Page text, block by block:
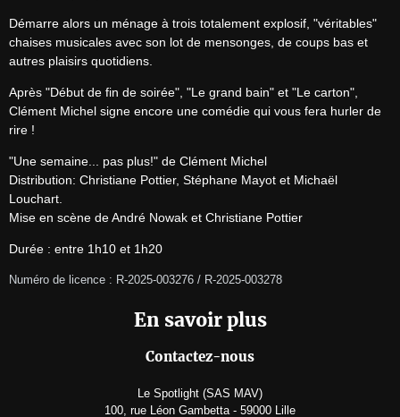
Démarre alors un ménage à trois totalement explosif, "véritables"
chaises musicales avec son lot de mensonges, de coups bas et
autres plaisirs quotidiens.
Après "Début de fin de soirée", "Le grand bain" et "Le carton",
Clément Michel signe encore une comédie qui vous fera hurler de
rire !
"Une semaine... pas plus!" de Clément Michel
Distribution: Christiane Pottier, Stéphane Mayot et Michaël
Louchart.
Mise en scène de André Nowak et Christiane Pottier
Durée : entre 1h10 et 1h20
Numéro de licence : R-2025-003276 / R-2025-003278
En savoir plus
Contactez-nous
Le Spotlight (SAS MAV)
100, rue Léon Gambetta - 59000 Lille